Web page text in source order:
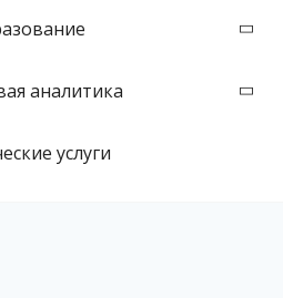
аналитика
услуги